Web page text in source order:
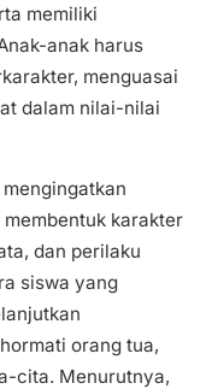
memiliki
anak harus
menguasai
dalam nilai-nilai
karakter
dan perilaku
siswa yang
orang tua,
cita. Menurutnya,